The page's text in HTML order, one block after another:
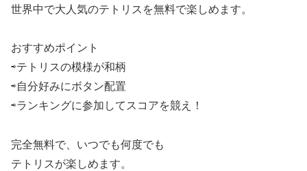
世界中で大人気のテトリスを無料で楽しめます。
おすすめポイント
⇨テトリスの模様が和柄
⇨自分好みにボタン配置
⇨ランキングに参加してスコアを競え！
完全無料で、いつでも何度でも
テトリスが楽しめます。